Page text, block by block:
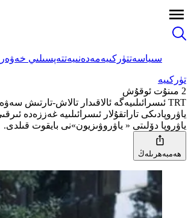
سىياسەتتۈركىيەمەدەنىيەتتەپسىلىي خەۋەر
تۈركىيە
2 مىنۇت ئوقۇش
TRT ئىسرائىلىيەگە ئالاقىدار تالاش-تارتىش سەۋەبىدىن EBU يىغىن زالىدىن چىقىپ كەتتى
ياۋروپا دۆلىتى « ياۋروۋىزيون»نى بايقوت قىلدى.
ھەمبەھرىلەڭ